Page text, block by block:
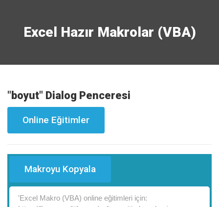
Excel Hazır Makrolar (VBA)
"boyut" Dialog Penceresi
Online Eğitimler
Makroyu Kopyala